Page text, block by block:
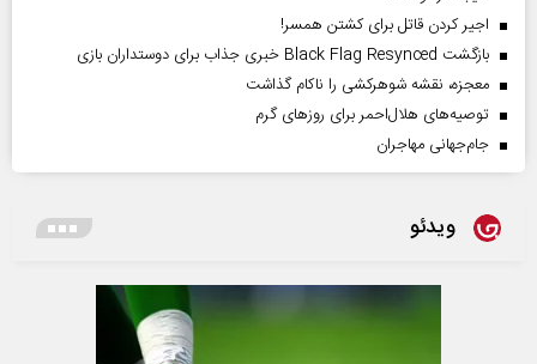
اجیر کردن قاتل برای کشتن همسر!
بازگشت Black Flag Resynced خبری جذاب برای دوستداران بازی
معجزه، نقشه شوهرکشی را ناکام گذاشت
توصیه‌های هلال‌احمر برای روز‌های گرم
جام‌جهانی مهاجران
ویدئو